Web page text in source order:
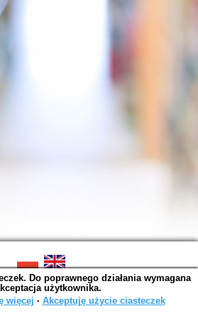
OPAC v. 6.11.10 (2026-07-24)
w 0,0046 s.
Do poprawnego działania wymagana
użytkownika.
więcej ∙ Akceptuję użycie ciasteczek